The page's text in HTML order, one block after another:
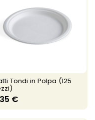
Tondi in Polpa (125
€